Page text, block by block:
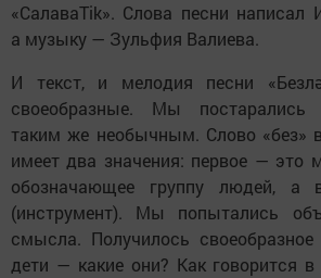
«СалаваTik». Слова песни написал
а музыку — Зульфия Валиева.
И текст, и мелодия песни
своеобразные. Мы
таким же необычным. Слово «без»
имеет два значения: первое — это
обозначающее группу людей, а
(инструмент). Мы попытались
смысла. Получилось
дети — какие они? Как говорится в